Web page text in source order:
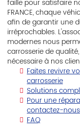
faille pour satisfaire
FRANCE, chaque
afin de garantir une
irréprochables.
modernes nous
carrosserie de
nécessaire à nos
Faites revivre
carrosserie
Solutions
Pour une
contactez-nous
FAQ